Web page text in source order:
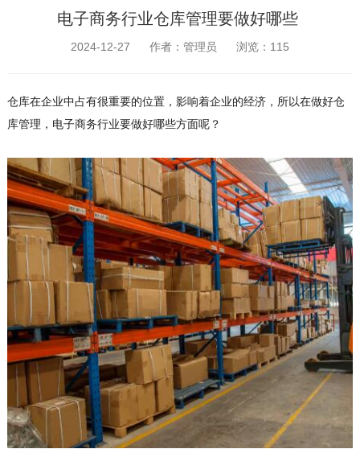
电子商务行业仓库管理要做好哪些
2024-12-27 作者：管理员 浏览： 115
仓库在企业中占有很重要的位置，影响着企业的经济，所以在做好仓
库管理，电子商务行业要做好哪些方面呢？